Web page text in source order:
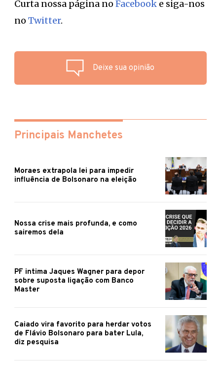
Curta nossa página no Facebook e siga-nos
no Twitter.
Deixe sua opinião
Principais Manchetes
Moraes extrapola lei para impedir
influência de Bolsonaro na eleição
Nossa crise mais profunda, e como
sairemos dela
PF intima Jaques Wagner para depor
sobre suposta ligação com Banco
Master
Caiado vira favorito para herdar votos
de Flávio Bolsonaro para bater Lula,
diz pesquisa